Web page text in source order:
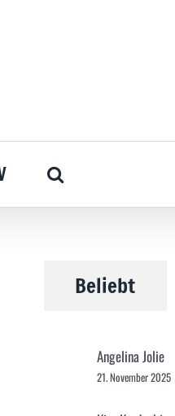
Beliebt
Angelina Jolie
21. November 2025